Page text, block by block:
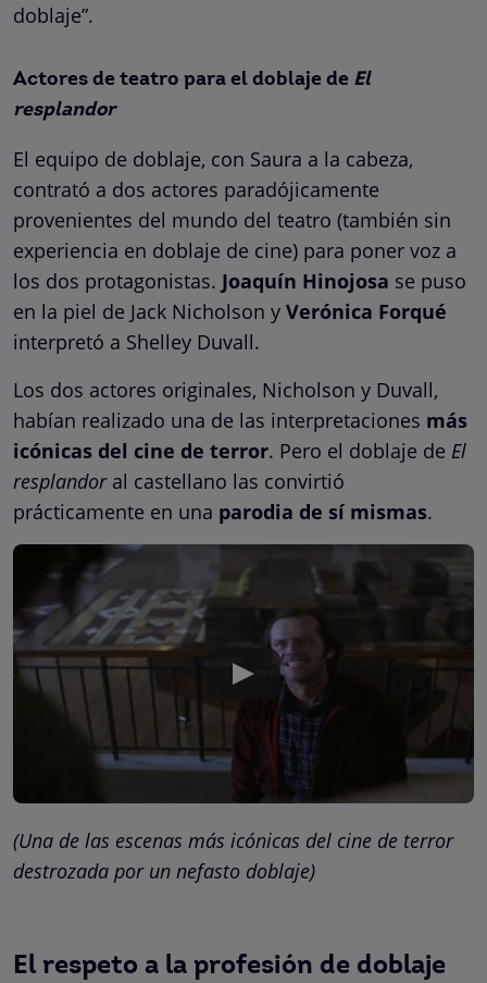
doblaje”.
Actores de teatro para el doblaje de El
resplandor
El equipo de doblaje, con Saura a la cabeza,
contrató a dos actores paradójicamente
provenientes del mundo del teatro (también sin
experiencia en doblaje de cine) para poner voz a
los dos protagonistas. Joaquín Hinojosa se puso
en la piel de Jack Nicholson y Verónica Forqué
interpretó a Shelley Duvall.
Los dos actores originales, Nicholson y Duvall,
habían realizado una de las interpretaciones más
icónicas del cine de terror. Pero el doblaje de El
resplandoral castellano las convirtió
prácticamente en una parodia de sí mismas.
(Una de las escenas más icónicas del cine de terror
destrozada por un nefasto doblaje)
El respeto a la profesión de doblaje